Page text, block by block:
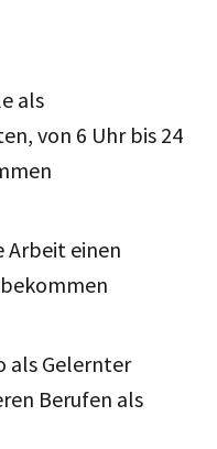
als
von 6 Uhr bis 24
Arbeit einen
als Gelernter
Berufen als